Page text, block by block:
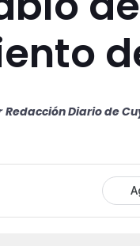
Redacción Diario de